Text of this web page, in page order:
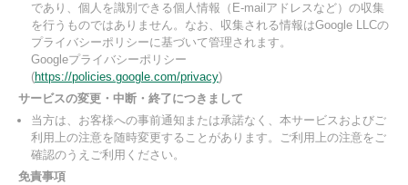
であり、個人を識別できる個人情報（E-mailアドレスなど）の収集
を行うものではありません。なお、収集される情報はGoogle LLCの
プライバシーポリシーに基づいて管理されます。
Googleプライバシーポリシー
(https://policies.google.com/privacy)
サービスの変更・中断・終了につきまして
当方は、お客様への事前通知または承諾なく、本サービスおよびご
利用上の注意を随時変更することがあります。ご利用上の注意をご
確認のうえご利用ください。
免責事項